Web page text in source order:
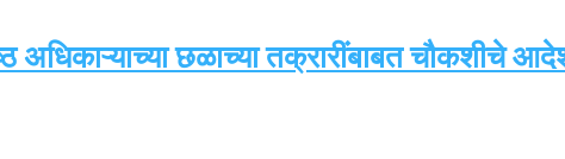
अधिकाऱ्याच्या छळाच्या तक्रारींबाबत चौकशीचे